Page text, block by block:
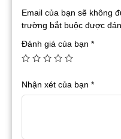
Email của bạn sẽ không
trường bắt buộc được
Đánh giá của bạn *
Nhận xét của bạn *